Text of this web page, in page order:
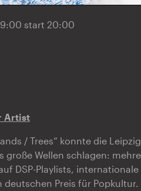
start 20:00
Artist
/ Trees“ konnte die
große Wellen schlagen:
DSP-Playlists,
deutschen Preis für